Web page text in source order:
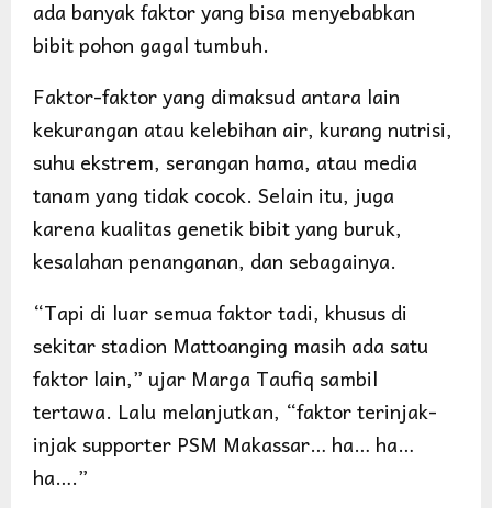
ada banyak faktor yang bisa menyebabkan
bibit pohon gagal tumbuh.
Faktor-faktor yang dimaksud antara lain
kekurangan atau kelebihan air, kurang nutrisi,
suhu ekstrem, serangan hama, atau media
tanam yang tidak cocok. Selain itu, juga
karena kualitas genetik bibit yang buruk,
kesalahan penanganan, dan sebagainya.
“Tapi di luar semua faktor tadi, khusus di
sekitar stadion Mattoanging masih ada satu
faktor lain,” ujar Marga Taufiq sambil
tertawa. Lalu melanjutkan, “faktor terinjak-
injak supporter PSM Makassar… ha… ha…
ha….”